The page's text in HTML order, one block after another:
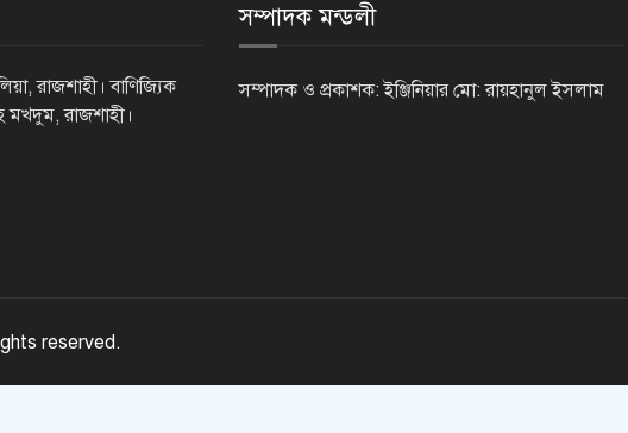
রাজশাহী। বাণিজ্যিক
মখদুম, রাজশাহী।
সম্পাদক মন্ডলী
সম্পাদক ও প্রকাশক: ইঞ্জিনিয়ার মো: রায়হানুল ইসলাম
reserved.